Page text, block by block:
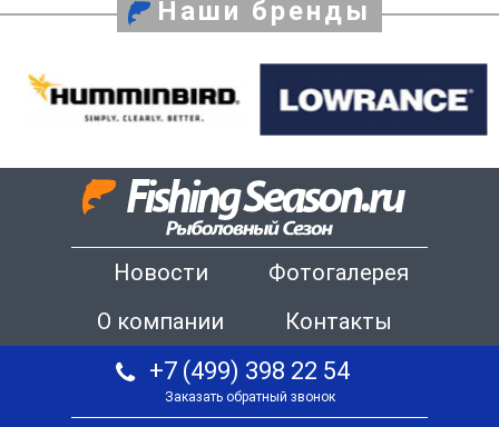
Наши бренды
Новости
Фотогалерея
О компании
Контакты
+7 (499) 398 22 54
Заказать обратный звонок